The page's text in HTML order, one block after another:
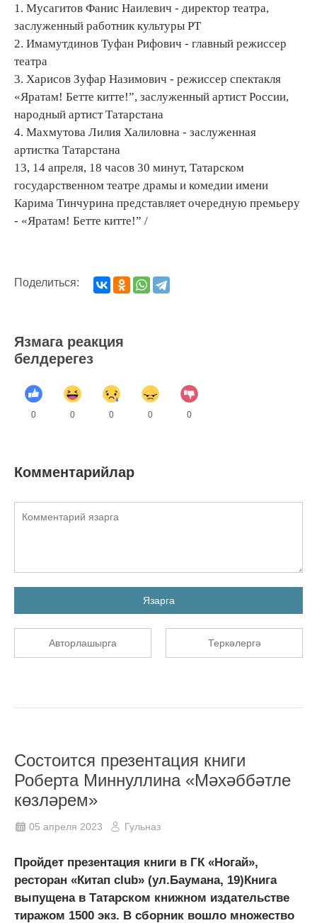
1. Мусагитов Фанис Наилевич - директор театра,
заслуженный работник культуры РТ
2. Имамутдинов Туфан Рифович - главный режиссер
театра
3. Харисов Зуфар Назимович - режиссер спектакля
«Яратам! Бетте китте!”, заслуженный артист России,
народный артист Татарстана
4. Махмутова Лилия Халиловна - заслуженная
артистка Татарстана
13, 14 апреля, 18 часов 30 минут, Татарском
государственном театре драмы и комедии имени
Карима Тинчурина представляет очередную премьеру
- «Яратам! Бетте китте!” /
Поделиться:
Язмага реакция
белдерегез
0 0 0 0 0
Комментарийлар
Язарга
Авторлашырга Теркәлергә
Состоится презентация книги
Роберта Миннуллина «Мәхәббәтле
көзләрем»
05 апреля 2023 Гульназ
Пройдет презентация книги в ГК «Ногай»,
ресторан «Китап club» (ул.Баумана, 19)Книга
выпущена в Татарском книжном издательстве
тиражом 1500 экз. В сборник вошло множество